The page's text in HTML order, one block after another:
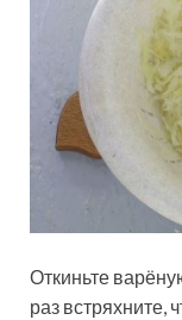
Откиньте
раз встряхните,